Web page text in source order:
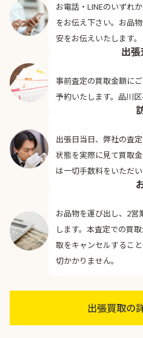
お電話・LINEのいずれ
をお伝え下さい。お品
安をお伝えいたします。
出
事前査定の買取金額に
予約いたします。品川
出張日当日、弊社の査
状態を実際に見て買取
は一切手数料をいただい
お品物を運び出し、2営
します。本査定での買
取をキャンセルするこ
切かかりません。
出張買取の